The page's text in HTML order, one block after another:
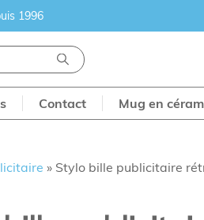
1996
Contact Mug en
» Stylo bille publicitaire